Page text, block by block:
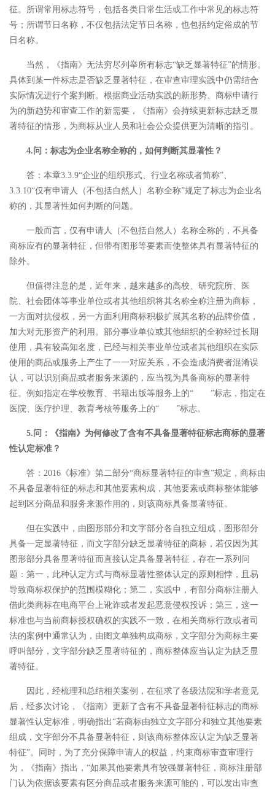
征。所谓常用标志符号，包括各类日常生活或工作中常见的标志符
号；所谓节日名称，不仅包括法定节日名称，也包括约定俗成的节
日名称。
当然，《指南》无法穷尽列举所有标志“缺乏显著特征”的情形。
具体到某一件标志是否缺乏显著特征，在审查审理实践中仍需结合
实际情况进行个案判断。根据商业活动实践的新形势、商标申请行
为的新趋势和审查工作的新需要，《指南》会持续更新标志缺乏显
著特征的情形，为商标从业人员和社会公众提供更为清晰的指引。
4.问：标志为企业名称全称的，如何判断其显著性？
答：本章3.3.9“企业的组织形式、行业名称或者简称”、
3.3.10“仅有申请人（不包括自然人）名称全称”规定了标志为企业名
称的，其显著性如何判断的问题。
一般而言，仅有申请人（不包括自然人）名称全称的，不具备
商标应有的显著特征，但带有图形等要素而使整体具有显著特征的
除外。
但值得注意的是，近年来，越来越多的高校、研究院所、医
院、社会团体等事业单位或者其他组织将其名称全称注册为商标，
一方面对抗侵权，另一方面利用商标积极扩展其名称的品牌价值，
加大对无形资产的利用。部分事业单位或其他组织的全称经过长期
使用，具有较高知名度，已经与相关事业单位或者其他组织在实际
使用的商品或服务上产生了一一对应关系，不会造成消费者混淆误
认，可以识别商品或者服务来源的，应当视为具备商标的显著特
征。例如指定在学校教育、书籍出版等服务上的“
”标志，指定在
医院、医疗护理、教育考核等服务上的“
”标志。
5.问：《指南》为何修改了含有不具备显著特征标志商标的显著
性认定标准？
答：2016《标准》第二部分“商标显著特征的审查”规定，商标由
不具备显著特征的标志和其他要素构成，其他要素或商标整体能够
起到区分商品和服务来源作用的，则该商标具备显著特征。
但在实践中，由图形部分和文字部分各自独立组成，图形部分
具备一定显著特征，而文字部分缺乏显著特征的商标，若仅因为其
图形部分具备显著特征而直接认定具备显著特征，存在一系列问
题：第一，此种认定方式与商标显著性整体认定的原则相悖，且易
导致商标权保护的范围模糊化；第二，实践中，有部分商标注册人
借此类商标在电商平台上讹诈或者发起恶意侵权投诉；第三，这一
标准也与当前商标授权确权的实践不一致，在相关商标行政或者司
法的案例中通常认为，由图文单独构成商标，文字部分为商标主要
呼叫部分，文字部分缺乏显著特征的，商标整体应当认定为缺乏显
著特征。
因此，经梳理和总结相关案例，在征求了各级法院和学者意见
后，经多次讨论，《指南》更新了含有不具备显著特征标志的商标
显著性认定标准，明确指出“若商标由独立文字部分和独立其他要素
组成，文字部分不具备显著特征，则该商标整体应认定为缺乏显著
特征”。同时，为了充分保障申请人的权益，约束商标审查审理行
为，《指南》指出，“如果其他要素具有较强显著特征，商标注册部
门认为依据该要素有区分商品或者服务来源可能的，可以发出审查